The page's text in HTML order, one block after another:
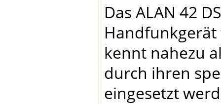
Das ALAN 42
Handfunkgerät
kennt nahezu
durch ihren
eingesetzt